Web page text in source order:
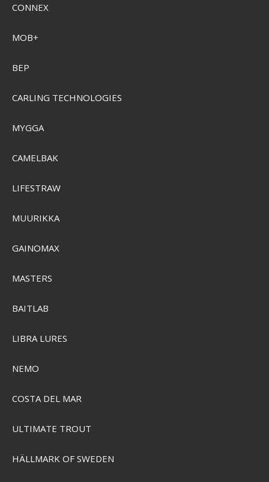
GRMN-010-02367-52
SEK 54.484,00
CONNEX
MOB+
BEP
CARLING TECHNOLOGIES
MYGGA
CAMELBAK
LIFESTRAW
MUURIKKA
GAINOMAX
MASTERS
BAITLAB
LIBRA LURES
NEMO
COSTA DEL MAR
ULTIMATE TROUT
HÄLLMARK OF SWEDEN